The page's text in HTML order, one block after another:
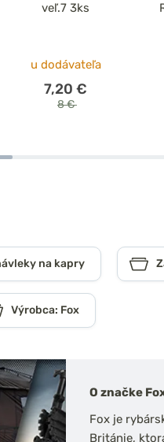
veľ.7 3ks
u dodávateľa
7,20 €
8 €
na kapry
Výrobca: Fox
O značke
Fox je
Británie,